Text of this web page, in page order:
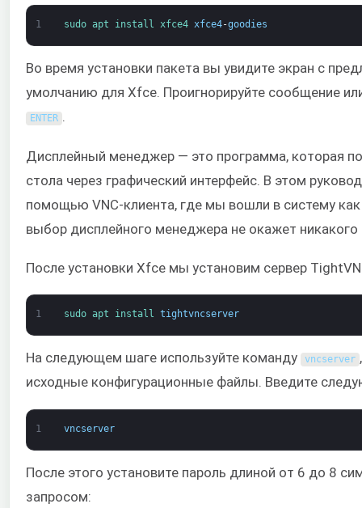
1 sudo apt install xfce4 xfce4-goodies
Во время установки пакета вы увидите экран с
умолчанию для Xfce. Проигнорируйте сообщение
ENTER .
Дисплейный менеджер — это программа, которая
стола через графический интерфейс. В этом
помощью VNC-клиента, где мы вошли в систему
выбор дисплейного менеджера не окажет никакого
После установки Xfce мы установим сервер
1 sudo apt install tightvncserver
На следующем шаге используйте команду vncserver
исходные конфигурационные файлы. Введите
1 vncserver
После этого установите пароль длиной от 6 до 8
запросом: